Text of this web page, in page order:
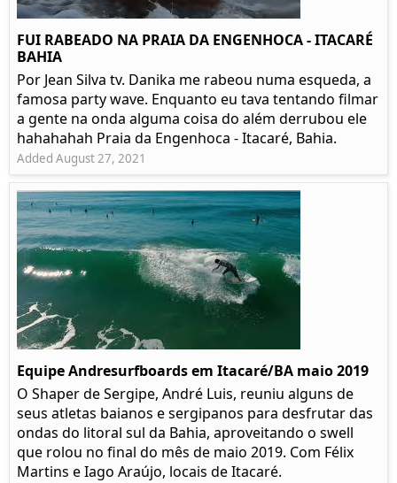
FUI RABEADO NA PRAIA DA ENGENHOCA - ITACARÉ
BAHIA
Por Jean Silva tv. Danika me rabeou numa esqueda, a
famosa party wave. Enquanto eu tava tentando filmar
a gente na onda alguma coisa do além derrubou ele
hahahahah Praia da Engenhoca - Itacaré, Bahia.
Added August 27, 2021
Equipe Andresurfboards em Itacaré/BA maio 2019
O Shaper de Sergipe, André Luis, reuniu alguns de
seus atletas baianos e sergipanos para desfrutar das
ondas do litoral sul da Bahia, aproveitando o swell
que rolou no final do mês de maio 2019. Com Félix
Martins e Iago Araújo, locais de Itacaré.